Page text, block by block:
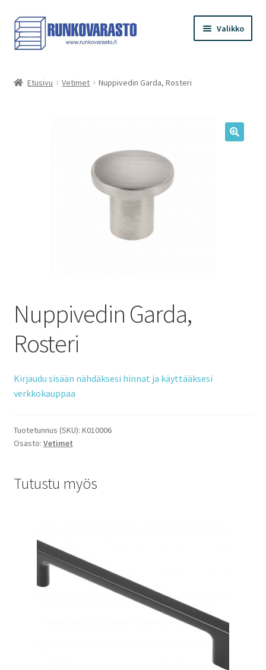
Siirry
navigointiin
Siirry
sisältöön
Valikko
Etusivu Vetimet Nuppivedin Garda, Rosteri
Nuppivedin Garda,
Rosteri
Kirjaudu sisään nähdäksesi hinnat ja käyttääksesi
verkkokauppaa
Tuotetunnus (SKU): K010006
Osasto: Vetimet
Tutustu myös